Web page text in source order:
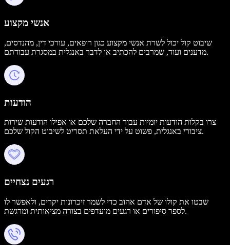
אנשי מקצוע
שיבוט קול יכול לשרת אנשי מקצוע כגון רופאים, עורכי דין, מהנדסים,
מדענים ועוד, שמרבים להכתיב או לדבר באנגלית במסגרת עבודתם.
הודעות
צרו בקלות הודעות יומיות עבור החברה שלכם או אפילו הודעות שירות
ציבורי באנגלית, פשוט על ידי העלאת תסריט לשיבוט הקול שלכם.
רגעים נצחיים
שבטו את קולו של אדם אהוב כדי לשמר זיכרונות יקרים, ולאפשר לו
לספר סיפורים או רגעים מועדפים בצורה מציאותית ומרגשת.